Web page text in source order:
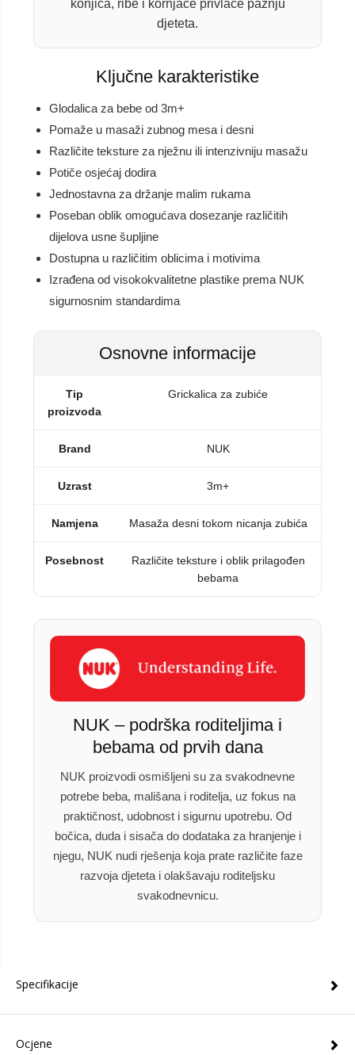
konjića, ribe i kornjače privlače pažnju
djeteta.
Ključne karakteristike
Glodalica za bebe od 3m+
Pomaže u masaži zubnog mesa i desni
Različite teksture za nježnu ili intenzivniju masažu
Potiče osjećaj dodira
Jednostavna za držanje malim rukama
Poseban oblik omogućava dosezanje različitih
dijelova usne šupljine
Dostupna u različitim oblicima i motivima
Izrađena od visokokvalitetne plastike prema NUK
sigurnosnim standardima
Osnovne informacije
Tip
proizvoda
Grickalica za zubiće
Brand NUK
Uzrast 3m+
Namjena Masaža desni tokom nicanja zubića
Posebnost
Različite teksture i oblik prilagođen
bebama
NUK – podrška roditeljima i
bebama od prvih dana
NUK proizvodi osmišljeni su za svakodnevne
potrebe beba, mališana i roditelja, uz fokus na
praktičnost, udobnost i sigurnu upotrebu. Od
bočica, duda i sisača do dodataka za hranjenje i
njegu, NUK nudi rješenja koja prate različite faze
razvoja djeteta i olakšavaju roditeljsku
svakodnevnicu.
Specifikacije
Ocjene